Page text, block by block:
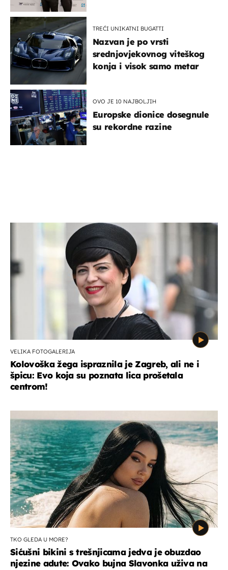
TREĆI UNIKATNI BUGATTI
Nazvan je po vrsti
srednjovjekovnog viteškog
konja i visok samo metar
OVO JE 10 NAJBOLJIH
Europske dionice dosegnule
su rekordne razine
VELIKA FOTOGALERIJA
Kolovoška žega ispraznila je Zagreb, ali ne i
špicu: Evo koja su poznata lica prošetala
centrom!
TKO GLEDA U MORE?
Sićušni bikini s trešnjicama jedva je obuzdao
njezine adute: Ovako bujna Slavonka uživa na